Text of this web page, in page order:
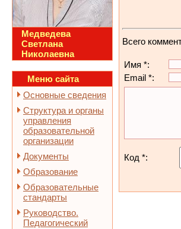
Медведева
Светлана
Николаевна
Меню сайта
Основные сведения
Структура и органы
управления
образовательной
организации
Документы
Образование
Образовательные
стандарты
Руководство.
Педагогический
Всего
Имя *:
Email *:
Код *: